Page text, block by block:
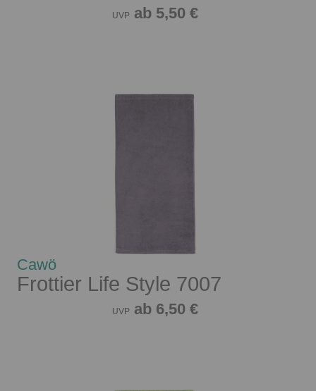
UVP ab 5,50 €
Cawö
Frottier Life Style 7007
UVP ab 6,50 €